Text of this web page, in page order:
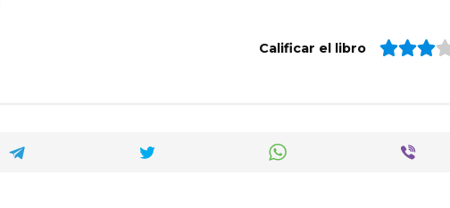
Calificar el libro